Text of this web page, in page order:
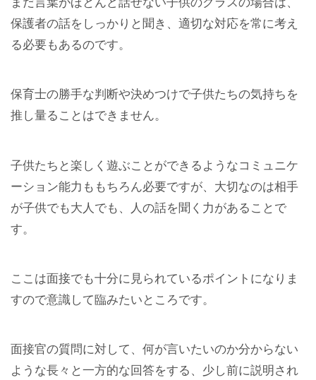
保護者の話をしっかりと聞き、適切な対応を常に考え
る必要もあるのです。
保育士の勝手な判断や決めつけで子供たちの気持ちを
推し量ることはできません。
子供たちと楽しく遊ぶことができるようなコミュニケ
ーション能力ももちろん必要ですが、大切なのは相手
が子供でも大人でも、人の話を聞く力があることで
す。
ここは面接でも十分に見られているポイントになりま
すので意識して臨みたいところです。
面接官の質問に対して、何が言いたいのか分からない
ような長々と一方的な回答をする、少し前に説明され